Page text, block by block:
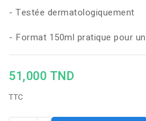
- Testée dermatologiquement
- Format 150ml pratique pour
51,000 TND
TTC